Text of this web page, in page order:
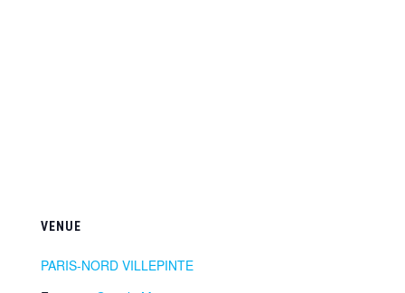
VENUE
PARIS-NORD VILLEPINTE